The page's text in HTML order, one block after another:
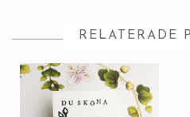
RELATERADE